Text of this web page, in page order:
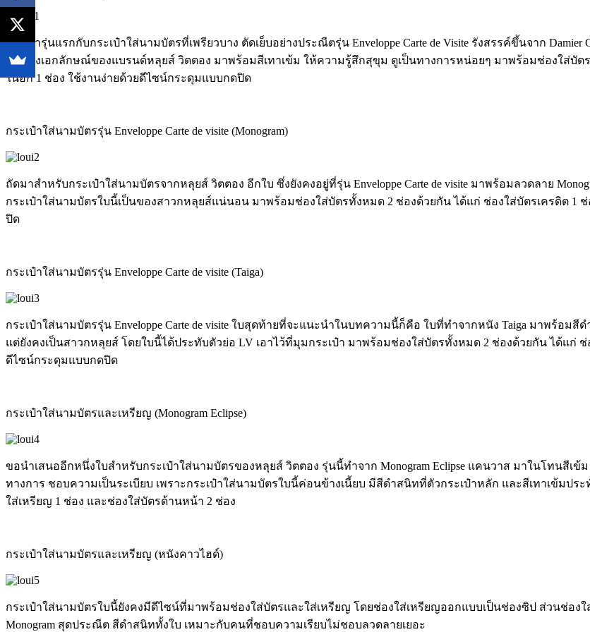
แนะนำรุ่นแรกกับกระเป๋าใส่นามบัตรที่เพรียวบาง ตัดเย็บอย่างประณีตรุ่น Enveloppe Carte de Visite รังสรรค์ขึ้นจาก
อีกหนึ่งเอกลักษณ์ของแบรนด์หลุยส์ วิตตอง มาพร้อมสีเทาเข้ม ให้ความรู้สึกสุขุม ดูเป็นทางการหน่อยๆ มาพร้อมช่องใส่บั
ในอีก 1 ช่อง ใช้งานง่ายด้วยดีไซน์กระดุมแบบกดปิด
กระเป๋าใส่นามบัตรรุ่น Enveloppe Carte de visite (Monogram)
ถัดมาสำหรับกระเป๋าใส่นามบัตรจากหลุยส์ วิตตอง อีกใบ ซึ่งยังคงอยู่ที่รุ่น Enveloppe Carte de visite มาพร้อมลวดลาย
กระเป๋าใส่นามบัตรใบนี้เป็นของสาวกหลุยส์แน่นอน มาพร้อมช่องใส่บัตรทั้งหมด 2 ช่องด้วยกัน ได้แก่ ช่องใส่บัตรเครดิต 1
ปิด
กระเป๋าใส่นามบัตรรุ่น Enveloppe Carte de visite (Taiga)
กระเป๋าใส่นามบัตรรุ่น Enveloppe Carte de visite ใบสุดท้ายที่จะแนะนำในบทความนี้ก็คือ ใบที่ทำจากหนัง Taiga มาพร้อ
แต่ยังคงเป็นสาวกหลุยส์ โดยใบนี้ได้ประทับตัวย่อ LV เอาไว้ที่มุมกระเป๋า มาพร้อมช่องใส่บัตรทั้งหมด 2 ช่องด้วยกัน ได้แก่
ดีไซน์กระดุมแบบกดปิด
กระเป๋าใส่นามบัตรและเหรียญ (Monogram Eclipse)
ขอนำเสนออีกหนึ่งใบสำหรับกระเป๋าใส่นามบัตรของหลุยส์ วิตตอง รุ่นนี้ทำจาก Monogram Eclipse แคนวาส มาในโทนสี
ทางการ ชอบความเป็นระเบียบ เพราะกระเป๋าใส่นามบัตรใบนี้ค่อนข้างเนี้ยบ มีสีดำสนิทที่ตัวกระเป๋าหลัก และสีเทาเข้มป
ใส่เหรียญ 1 ช่อง และช่องใส่บัตรด้านหน้า 2 ช่อง
กระเป๋าใส่นามบัตรและเหรียญ (หนังคาวไฮด์)
กระเป๋าใส่นามบัตรใบนี้ยังคงมีดีไซน์ที่มาพร้อมช่องใส่บัตรและใส่เหรียญ โดยช่องใส่เหรียญออกแบบเป็นช่องซิป ส่วนช่อง
Monogram สุดประณีต สีดำสนิททั้งใบ เหมาะกับคนที่ชอบความเรียบไม่ชอบลวดลายเยอะ